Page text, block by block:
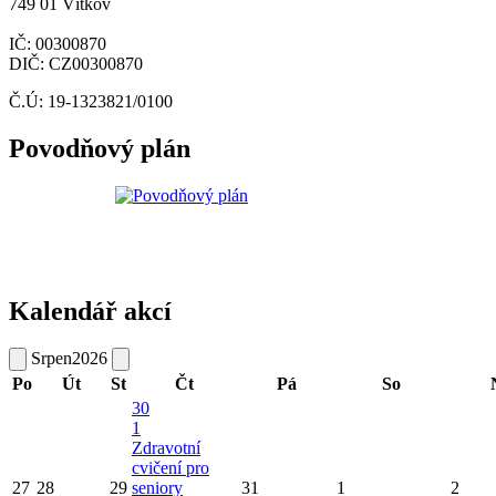
IČ: 00300870
DIČ: CZ00300870
Č.Ú: 19-1323821/0100
Povodňový plán
Kalendář akcí
Srpen2026
Po
Út St Čt Pá So
27 28 29
30
1
Zdravotní
cvičení pro
seniory
31 1 2